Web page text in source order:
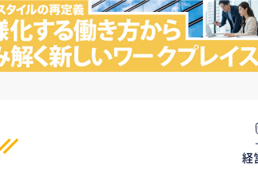
経